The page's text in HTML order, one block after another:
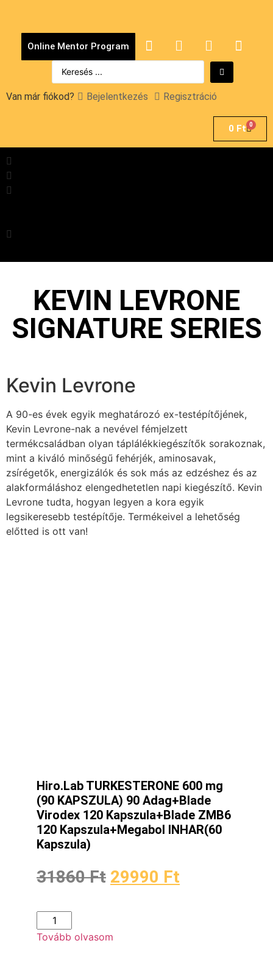
Online Mentor Program
Van már fiókod? Bejelentkezés Regisztráció
0 Ft 0
KEVIN LEVRONE
SIGNATURE SERIES
Kevin Levrone
A 90-es évek egyik meghatározó ex-testépítőjének,
Kevin Levrone-nak a nevével fémjelzett
termékcsaládban olyan táplálékkiegészítők sorakoznak,
mint a kiváló minőségű fehérjék, aminosavak,
zsírégetők, energizálók és sok más az edzéshez és az
alakformáláshoz elengedhetetlen napi kiegészítő. Kevin
Levrone tudta, hogyan legyen a kora egyik
legsikeresebb testépítője. Termékeivel a lehetőség
előtted is ott van!
Hiro.Lab TURKESTERONE 600 mg
(90 KAPSZULA) 90 Adag+Blade
Virodex 120 Kapszula+Blade ZMB6
120 Kapszula+Megabol INHAR(60
Kapszula)
31860Ft 29990 Ft
Tovább olvasom